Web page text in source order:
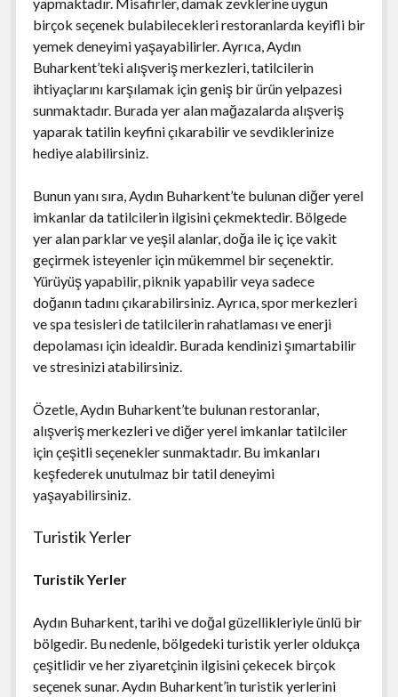
birçok seçenek bulabilecekleri restoranlarda keyifli bir
yemek deneyimi yaşayabilirler. Ayrıca, Aydın
Buharkent’teki alışveriş merkezleri, tatilcilerin
ihtiyaçlarını karşılamak için geniş bir ürün yelpazesi
sunmaktadır. Burada yer alan mağazalarda alışveriş
yaparak tatilin keyfini çıkarabilir ve sevdiklerinize
hediye alabilirsiniz.
Bunun yanı sıra, Aydın Buharkent’te bulunan diğer yerel
imkanlar da tatilcilerin ilgisini çekmektedir. Bölgede
yer alan parklar ve yeşil alanlar, doğa ile iç içe vakit
geçirmek isteyenler için mükemmel bir seçenektir.
Yürüyüş yapabilir, piknik yapabilir veya sadece
doğanın tadını çıkarabilirsiniz. Ayrıca, spor merkezleri
ve spa tesisleri de tatilcilerin rahatlaması ve enerji
depolaması için idealdir. Burada kendinizi şımartabilir
ve stresinizi atabilirsiniz.
Özetle, Aydın Buharkent’te bulunan restoranlar,
alışveriş merkezleri ve diğer yerel imkanlar tatilciler
için çeşitli seçenekler sunmaktadır. Bu imkanları
keşfederek unutulmaz bir tatil deneyimi
yaşayabilirsiniz.
Turistik Yerler
Turistik Yerler
Aydın Buharkent, tarihi ve doğal güzellikleriyle ünlü bir
bölgedir. Bu nedenle, bölgedeki turistik yerler oldukça
çeşitlidir ve her ziyaretçinin ilgisini çekecek birçok
seçenek sunar. Aydın Buharkent’in turistik yerlerini